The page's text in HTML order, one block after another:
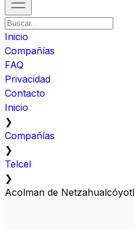
Inicio
Compañías
FAQ
Privacidad
Contacto
Inicio
❯
Compañías
❯
Telcel
❯
Acolman de Netzahualcóyotl